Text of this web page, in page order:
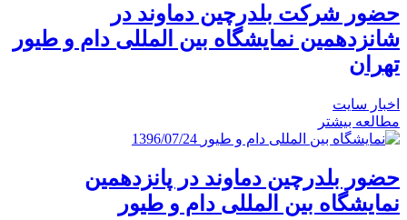
حضور شرکت بلدرچین دماوند در
شانزدهمین نمایشگاه بین المللی دام و طیور
تهران
اخبار سایت
مطالعه بیشتر
1396/07/24
حضور بلدرچین دماوند در پانزدهمین
نمایشگاه بین المللی دام و طیور